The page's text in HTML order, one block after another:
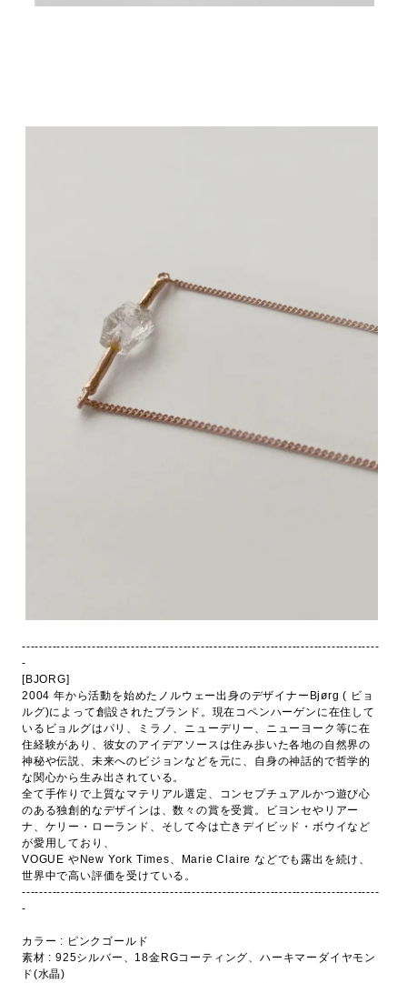
----------------------------------------------------------------------------------
-
[BJORG]
2004 年から活動を始めたノルウェー出身のデザイナーBjørg ( ビョ
ルグ)によって創設されたブランド。現在コペンハーゲンに在住して
いるビョルグはパリ、ミラノ、ニューデリー、ニューヨーク等に在
住経験があり、彼女のアイデアソースは住み歩いた各地の自然界の
神秘や伝説、未来へのビジョンなどを元に、自身の神話的で哲学的
な関心から生み出されている。
全て手作りで上質なマテリアル選定、コンセプチュアルかつ遊び心
のある独創的なデザインは、数々の賞を受賞。ビヨンセやリアー
ナ、ケリー・ローランド、そして今は亡きデイビッド・ボウイなど
が愛用しており、
VOGUE やNew York Times、Marie Claire などでも露出を続け、
世界中で高い評価を受けている。
----------------------------------------------------------------------------------
-
カラー : ピンクゴールド
素材 : 925シルバー、18金RGコーティング、ハーキマーダイヤモン
ド(水晶)